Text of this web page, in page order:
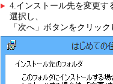
4.インストール先を変更す
選択し、
「次へ」ボタンをクリック